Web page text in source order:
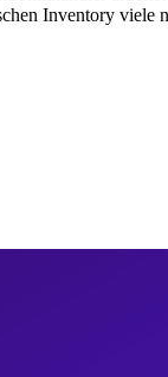
Inventory viele